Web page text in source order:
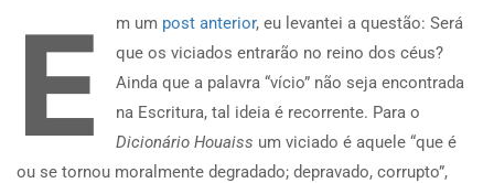
E m um post anterior, eu levantei a questão: Será
que os viciados entrarão no reino dos céus?
Ainda que a palavra “vício” não seja encontrada
na Escritura, tal ideia é recorrente. Para o
Dicionário Houaiss um viciado é aquele “que é
ou se tornou moralmente degradado; depravado, corrupto”,